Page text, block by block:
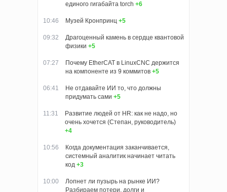
единого гигабайта torch +6
10:46 Музей Кронпринц +5
09:32
Драгоценный камень в сердце квантовой
физики +5
07:27
Почему EtherCAT в LinuxCNC держится
на компоненте из 9 коммитов +5
06:41
Не отдавайте ИИ то, что должны
придумать сами +5
11:31
Развитие людей от HR: как не надо, но
очень хочется (Степан, руководитель)
+4
10:56
Когда документация заканчивается,
системный аналитик начинает читать
код +3
10:00
Лопнет ли пузырь на рынке ИИ?
Разбираем потери, долги и